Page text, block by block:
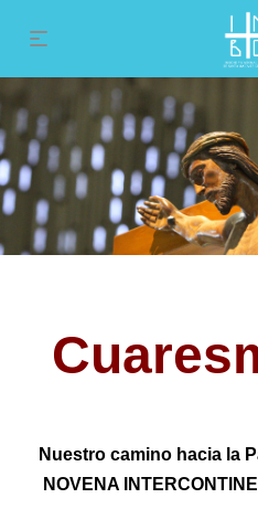
Nuestro camino hacia la
NOVENA